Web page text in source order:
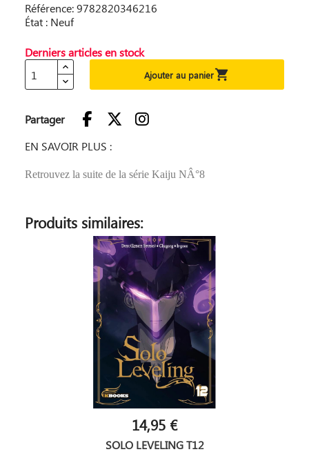
Référence: 9782820346216
État : Neuf
Derniers articles en stock
Ajouter au panier
Partager
EN SAVOIR PLUS :
Retrouvez la suite de la série Kaiju NÂ°8
Produits similaires:
14,95 €
SOLO LEVELING T12